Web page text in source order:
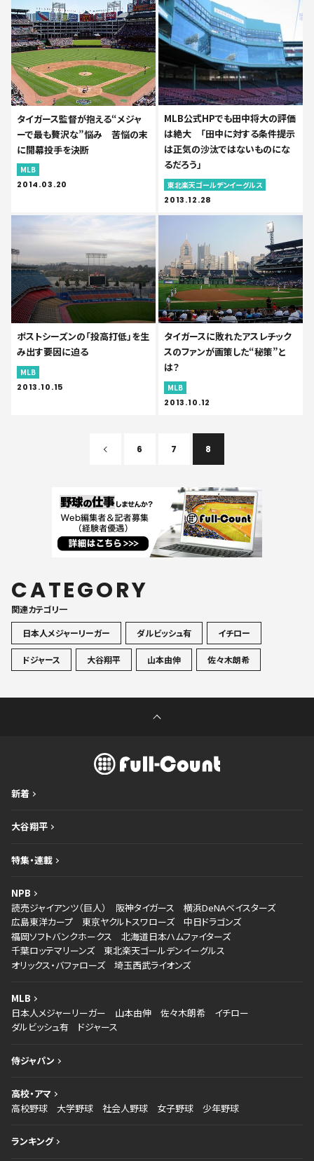
タイガース監督が抱える“メジャ
ーで最も贅沢な”悩み 苦悩の末
に開幕投手を決断
MLB
2014.03.20
MLB公式HPでも田中将大の評価
は絶大 「田中に対する条件提示
は正気の沙汰ではないものにな
るだろう」
東北楽天ゴールデンイーグルス
2013.12.28
ポストシーズンの「投高打低」を生
み出す要因に迫る
MLB
2013.10.15
タイガースに敗れたアスレチック
スのファンが画策した“秘策”と
は？
MLB
2013.10.12
6 7 8
CATEGORY
関連カテゴリ一
日本人メジャーリーガー
ダルビッシュ有 イチロー
ドジャース 大谷翔平 山本由伸 佐々木朗希
新着
大谷翔平
特集・連載
NPB
読売ジャイアンツ（巨人）
阪神タイガース
横浜DeNAベイスターズ
広島東洋カープ
東京ヤクルトスワローズ
中日ドラゴンズ
福岡ソフトバンクホークス
北海道日本ハムファイターズ
千葉ロッテマリーンズ
東北楽天ゴールデンイーグルス
オリックス・バファローズ
埼玉西武ライオンズ
MLB
日本人メジャーリーガー
山本由伸 佐々木朗希
イチロー
ダルビッシュ有
ドジャース
侍ジャパン
高校・アマ
高校野球
大学野球 社会人野球 女子野球 少年野球
ランキング